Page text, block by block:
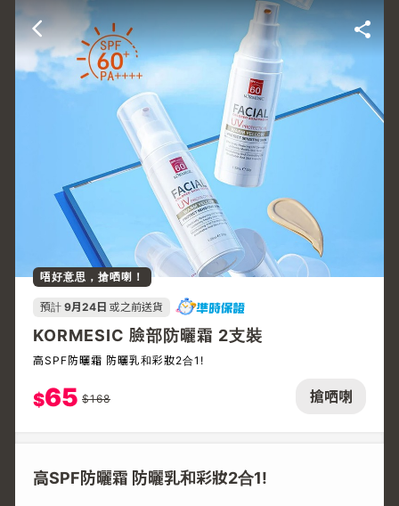
搶哂喇
唔好意思，搶哂喇！
預計 9月24日 或之前送貨
KORMESIC 臉部防曬霜 2支裝
高SPF防曬霜 防曬乳和彩妝2合1!
$65 $168
高SPF防曬霜 防曬乳和彩妝2合1!